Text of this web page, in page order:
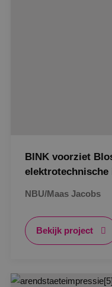
BINK voorziet
NBU/Maas Jacobs
Bekijk project